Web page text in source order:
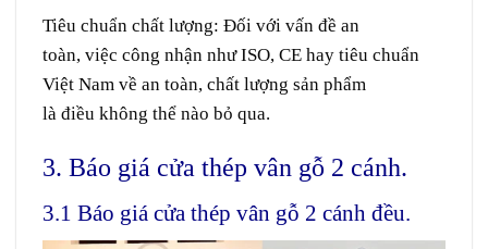
Tiêu chuẩn chất lượng: Đối với vấn đề an
toàn, việc công nhận như ISO, CE hay tiêu chuẩn
Việt Nam về an toàn, chất lượng sản phẩm
là điều không thể nào bỏ qua.
3. Báo giá cửa thép vân gỗ 2 cánh.
3.1 Báo giá cửa thép vân gỗ 2 cánh đều.